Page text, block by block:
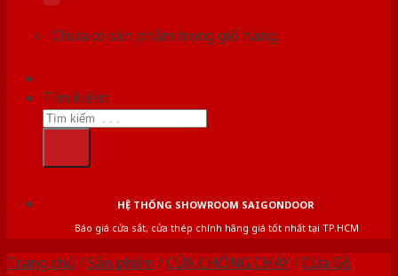
Chưa có sản phẩm trong giỏ hàng.
Tìm kiếm:
HỆ THỐNG SHOWROOM SAIGONDOOR
Báo giá cửa sắt, cửa thép chính hãng giá tốt nhất tại TP.HCM
Trang chủ /Sản phẩm /CỬA CHỐNG CHÁY/Cửa Gỗ